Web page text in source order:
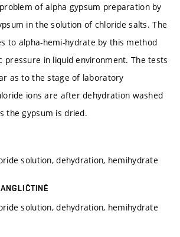
of alpha gypsum preparation by
in the solution of chloride salts. The
to alpha-hemi-hydrate by this method
pressure in liquid environment. The tests
as to the stage of laboratory
ions are after dehydration washed
the gypsum is dried.
solution, dehydration, hemihydrate
solution, dehydration, hemihydrate